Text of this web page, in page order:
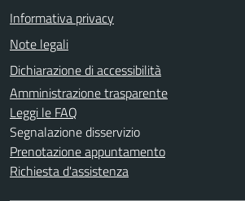
Informativa privacy
Note legali
Dichiarazione di accessibilità
Amministrazione trasparente
Leggi le FAQ
Segnalazione disservizio
Prenotazione appuntamento
Richiesta d'assistenza